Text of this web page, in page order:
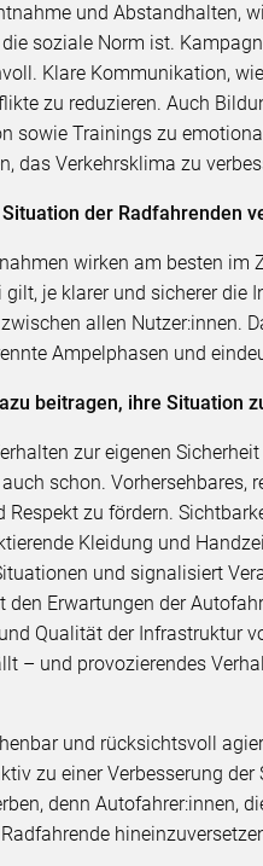
und Abstandhalten,
soziale Norm ist.
Klare Kommunikation,
zu reduzieren. Auch
sowie Trainings zu
das Verkehrsklima zu
der Radfahrenden
wirken am besten im
je klarer und sicherer die
allen Nutzer:innen.
Ampelphasen und
beitragen, ihre Situation
zur eigenen
schon. Vorhersehbares,
Respekt zu fördern.
Kleidung und
und signalisiert
Erwartungen der
Qualität der Infrastruktur
– und provozierendes
und rücksichtsvoll
zu einer Verbesserung
denn Autofahrer:innen,